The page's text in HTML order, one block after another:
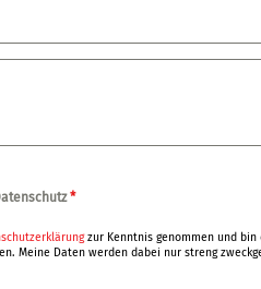
*
zur Kenntnis genommen und
Meine Daten werden dabei nur streng